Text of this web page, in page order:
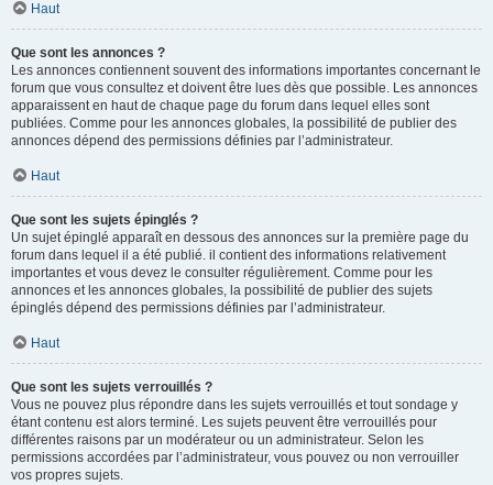
Haut
Que sont les annonces ?
Les annonces contiennent souvent des informations importantes concernant le
forum que vous consultez et doivent être lues dès que possible. Les annonces
apparaissent en haut de chaque page du forum dans lequel elles sont
publiées. Comme pour les annonces globales, la possibilité de publier des
annonces dépend des permissions définies par l’administrateur.
Haut
Que sont les sujets épinglés ?
Un sujet épinglé apparaît en dessous des annonces sur la première page du
forum dans lequel il a été publié. il contient des informations relativement
importantes et vous devez le consulter régulièrement. Comme pour les
annonces et les annonces globales, la possibilité de publier des sujets
épinglés dépend des permissions définies par l’administrateur.
Haut
Que sont les sujets verrouillés ?
Vous ne pouvez plus répondre dans les sujets verrouillés et tout sondage y
étant contenu est alors terminé. Les sujets peuvent être verrouillés pour
différentes raisons par un modérateur ou un administrateur. Selon les
permissions accordées par l’administrateur, vous pouvez ou non verrouiller
vos propres sujets.